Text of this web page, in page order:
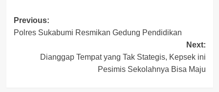
Post
navigation
Previous:
Polres Sukabumi Resmikan Gedung Pendidikan
Next:
Dianggap Tempat yang Tak Stategis, Kepsek ini
Pesimis Sekolahnya Bisa Maju